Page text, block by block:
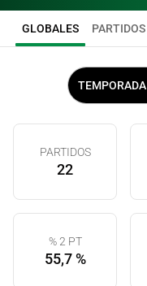
GLOBALES PARTIDOS
TEMPORADA
PARTIDOS
22
% 2 PT
55,7 %